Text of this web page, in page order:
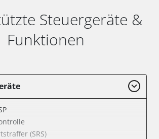
Steuergeräte &
Funktionen
(SRS)